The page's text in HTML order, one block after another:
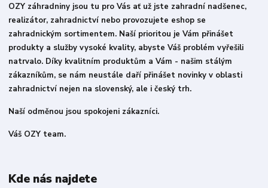
OZY záhradniny jsou tu pro Vás ať už jste zahradní nadšenec,
realizátor, zahradnictví nebo provozujete eshop se
zahradnickým sortimentem. Naší prioritou je Vám přinášet
produkty a služby vysoké kvality, abyste Váš problém vyřešili
natrvalo. Díky kvalitním produktům a Vám - našim stálým
zákazníkům, se nám neustále daří přinášet novinky v oblasti
zahradnictví nejen na slovenský, ale i český trh.
Naší odměnou jsou spokojeni zákazníci.
Váš OZY team.
Kde nás najdete